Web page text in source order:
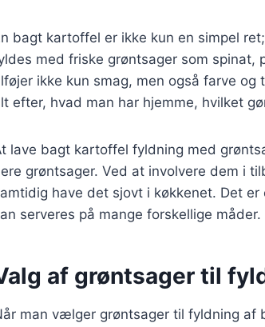
bagt kartoffel er ikke kun en simpel
med friske grøntsager som spinat,
ikke kun smag, men også farve
efter, hvad man har hjemme, hvilket
lave bagt kartoffel fyldning med
grøntsager. Ved at involvere dem i
have det sjovt i køkkenet. Det
serveres på mange forskellige måder.
af grøntsager til
man vælger grøntsager til fyldning